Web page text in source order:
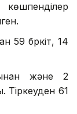
көшпенділер
59 бүркіт, 14
және 2
Тіркеуден 61